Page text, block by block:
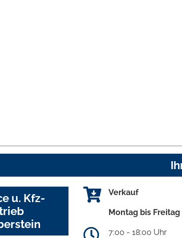
u. Kfz-
Verkauf
Montag bis Freitag
7:00 - 18:00 Uhr